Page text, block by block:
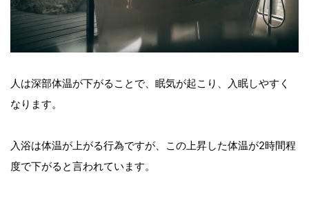
人は深部体温が下がることで、眠気が起こり、入眠しやすく
なります。
入浴は体温が上がる行為ですが、この上昇した体温が2時間程
度で下がると言われています。